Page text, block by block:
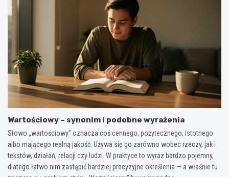
Wartościowy – synonim i podobne wyrażenia
Słowo „wartościowy” oznacza coś cennego, pożytecznego, istotnego
albo mającego realną jakość. Używa się go zarówno wobec rzeczy, jak i
tekstów, działań, relacji czy ludzi. W praktyce to wyraz bardzo pojemny,
dlatego łatwo nim zastąpić bardziej precyzyjne określenia — a właśnie tu